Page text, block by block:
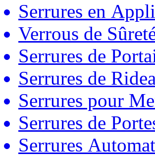
Serrures en
Verrous de
Serrures de
Serrures de
Serrures pour
Serrures de
Serrures